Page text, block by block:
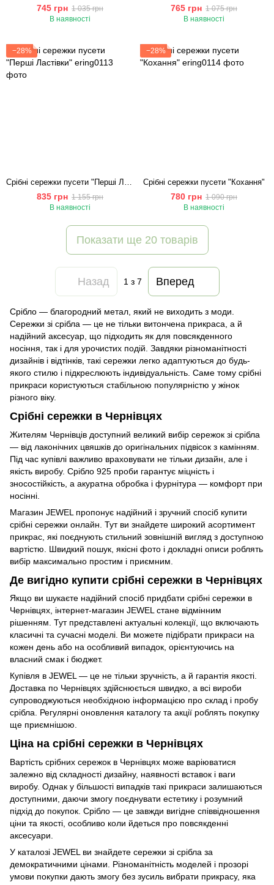
745 грн 1 035 грн
В наявності
765 грн 1 075 грн
В наявності
−28%
Срібні сережки пусети "Перші Ластівки"
835 грн 1 155 грн
В наявності
−28%
Срібні сережки пусети "Кохання"
780 грн 1 090 грн
В наявності
Показати ще 20 товарів
Назад 1 з 7 Вперед
Срібло — благородний метал, який не виходить з моди.
Сережки зі срібла — це не тільки витончена прикраса, а й
надійний аксесуар, що підходить як для повсякденного
носіння, так і для урочистих подій. Завдяки різноманітності
дизайнів і відтінків, такі сережки легко адаптуються до будь-
якого стилю і підкреслюють індивідуальність. Саме тому срібні
прикраси користуються стабільною популярністю у жінок
різного віку.
Срібні сережки в Чернівцях
Жителям Чернівців доступний великий вибір сережок зі срібла
— від лаконічних цвяшків до оригінальних підвісок з камінням.
Під час купівлі важливо враховувати не тільки дизайн, але і
якість виробу. Срібло 925 проби гарантує міцність і
зносостійкість, а акуратна обробка і фурнітура — комфорт при
носінні.
Магазин JEWEL пропонує надійний і зручний спосіб купити
срібні сережки онлайн. Тут ви знайдете широкий асортимент
прикрас, які поєднують стильний зовнішній вигляд з доступною
вартістю. Швидкий пошук, якісні фото і докладні описи роблять
вибір максимально простим і приємним.
Де вигідно купити срібні сережки в Чернівцях
Якщо ви шукаєте надійний спосіб придбати срібні сережки в
Чернівцях, інтернет-магазин JEWEL стане відмінним
рішенням. Тут представлені актуальні колекції, що включають
класичні та сучасні моделі. Ви можете підібрати прикраси на
кожен день або на особливий випадок, орієнтуючись на
власний смак і бюджет.
Купівля в JEWEL — це не тільки зручність, а й гарантія якості.
Доставка по Чернівцях здійснюється швидко, а всі вироби
супроводжуються необхідною інформацією про склад і пробу
срібла. Регулярні оновлення каталогу та акції роблять покупку
ще приємнішою.
Ціна на срібні сережки в Чернівцях
Вартість срібних сережок в Чернівцях може варіюватися
залежно від складності дизайну, наявності вставок і ваги
виробу. Однак у більшості випадків такі прикраси залишаються
доступними, даючи змогу поєднувати естетику і розумний
підхід до покупок. Срібло — це завжди вигідне співвідношення
ціни та якості, особливо коли йдеться про повсякденні
аксесуари.
У каталозі JEWEL ви знайдете сережки зі срібла за
демократичними цінами. Різноманітність моделей і прозорі
умови покупки дають змогу без зусиль вибрати прикрасу, яка